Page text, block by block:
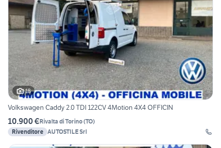
18
Volkswagen Caddy 2.0 TDI 122CV 4Motion 4X4 OFFICIN
10.900 €Rivalta di Torino(TO)
Rivenditore AUTOSTILE Srl